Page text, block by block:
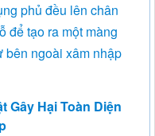
phủ đều lên chân
để tạo ra một màng
bên ngoài xâm nhập
Gây Hại Toàn Diện